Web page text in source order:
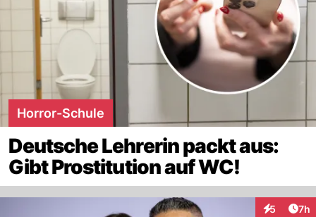
Horror-Schule
Deutsche Lehrerin packt aus:
Gibt Prostitution auf WC!
5 7h